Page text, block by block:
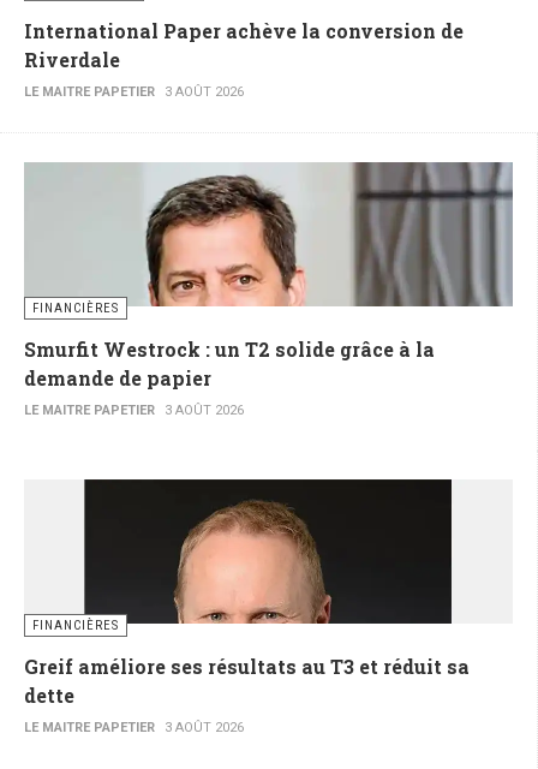
International Paper achève la conversion de
Riverdale
LE MAITRE PAPETIER 3 AOÛT 2026
FINANCIÈRES
Smurfit Westrock : un T2 solide grâce à la
demande de papier
LE MAITRE PAPETIER 3 AOÛT 2026
FINANCIÈRES
Greif améliore ses résultats au T3 et réduit sa
dette
LE MAITRE PAPETIER 3 AOÛT 2026